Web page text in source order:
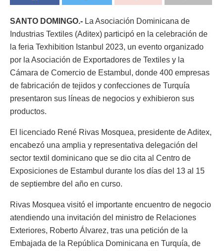
SANTO DOMINGO.- La Asociación Dominicana de
Industrias Textiles (Aditex) participó en la celebración de
la feria Texhibition Istanbul 2023, un evento organizado
por la Asociación de Exportadores de Textiles y la
Cámara de Comercio de Estambul, donde 400 empresas
de fabricación de tejidos y confecciones de Turquía
presentaron sus líneas de negocios y exhibieron sus
productos.
El licenciado René Rivas Mosquea, presidente de Aditex,
encabezó una amplia y representativa delegación del
sector textil dominicano que se dio cita al Centro de
Exposiciones de Estambul durante los días del 13 al 15
de septiembre del año en curso.
Rivas Mosquea visitó el importante encuentro de negocio
atendiendo una invitación del ministro de Relaciones
Exteriores, Roberto Álvarez, tras una petición de la
Embajada de la República Dominicana en Turquía, de